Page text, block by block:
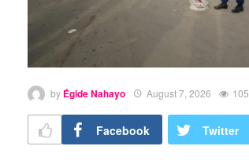
by Égide Nahayo August 7, 2026 105
Facebook Twitter